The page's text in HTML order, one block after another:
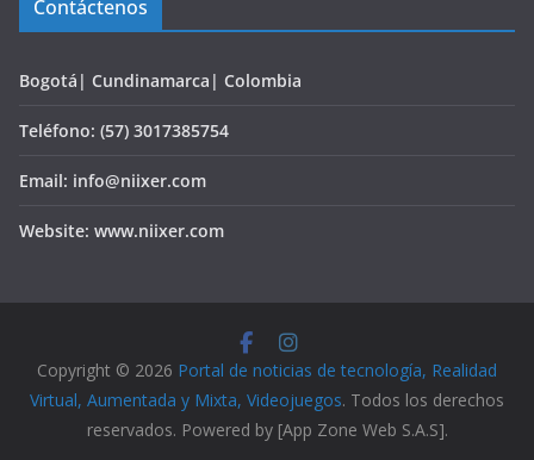
Contáctenos
Bogotá| Cundinamarca| Colombia
Teléfono: (57) 3017385754
Email: info@niixer.com
Website: www.niixer.com
Copyright © 2026 Portal de noticias de tecnología, Realidad
Virtual, Aumentada y Mixta, Videojuegos. Todos los derechos
reservados. Powered by [App Zone Web S.A.S].